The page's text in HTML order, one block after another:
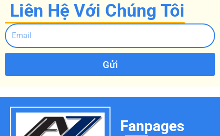
Liên Hệ Với Chúng Tôi
Gửi
Fanpages